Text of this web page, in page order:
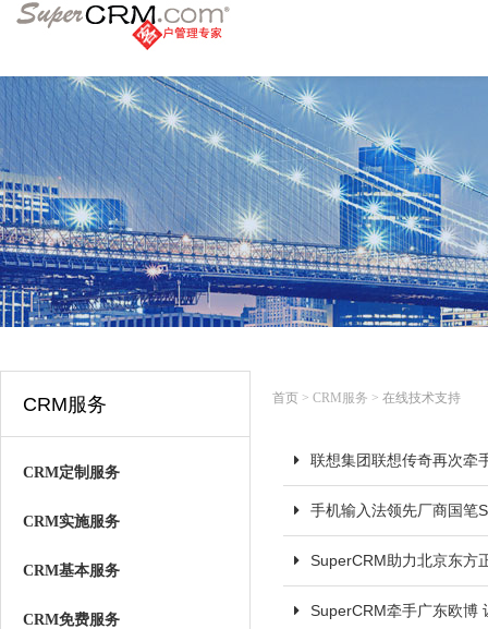
CRM服务
CRM定制服务
CRM实施服务
CRM基本服务
CRM免费服务
首页 > CRM服务 > 在线技术支持
联想集团联想传奇再次牵
手机输入法领先厂商国笔
SuperCRM助力北京东方
SuperCRM牵手广东欧博